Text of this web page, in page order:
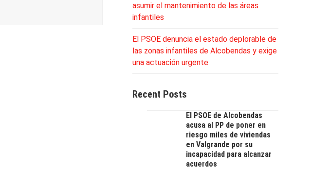
asumir el mantenimiento de las áreas
infantiles
El PSOE denuncia el estado deplorable de
las zonas infantiles de Alcobendas y exige
una actuación urgente
Recent Posts
El PSOE de Alcobendas
acusa al PP de poner en
riesgo miles de viviendas
en Valgrande por su
incapacidad para alcanzar
acuerdos